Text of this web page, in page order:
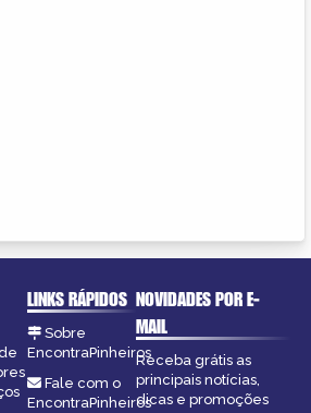
LINKS RÁPIDOS
Sobre
EncontraPinheiros
Fale com o
EncontraPinheiros
NOVIDADES POR E-
MAIL
Receba grátis as
principais notícias,
dicas e promoções